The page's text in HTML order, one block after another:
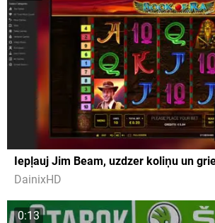
Iepļauj Jim Beam, uzdzer koliņu un
DainixHD
0:13